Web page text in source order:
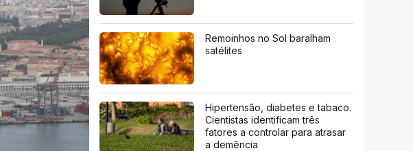
Remoinhos no Sol baralham
satélites
Hipertensão, diabetes e tabaco.
Cientistas identificam três
fatores a controlar para atrasar
a demência